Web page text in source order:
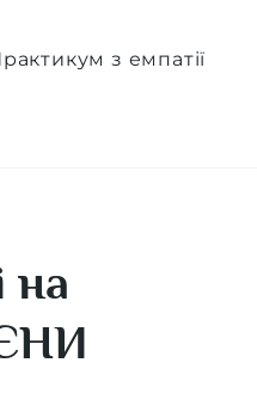
з емпатії
на